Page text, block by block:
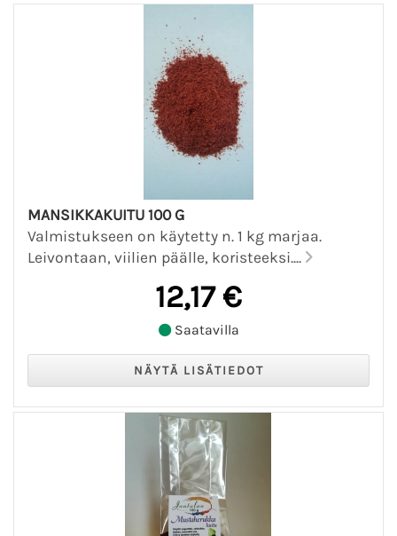
MANSIKKAKUITU 100 G
Valmistukseen on käytetty n. 1 kg marjaa.
Leivontaan, viilien päälle, koristeeksi....
12,17 €
Saatavilla